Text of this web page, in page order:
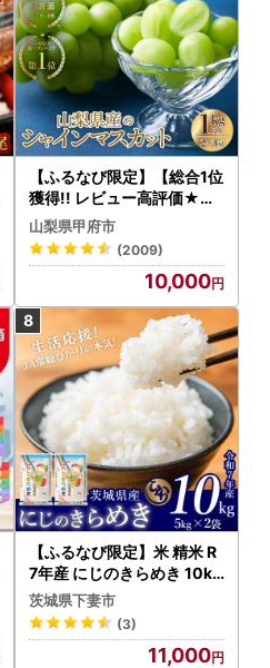
【ふるなび限定】【総合1位
獲得!! レビュー高評価★】
〈2026年度配送分〉山梨
県産 シャインマスカット 2
～3房（1.0kg以上）シャイ
ン フルーツ FN-Limited-S
P
山梨県甲府市
(2009)
10,000
【ふるなび限定】米 精米 R
7年産 にじのきらめき 10kg
10月 FN-Limited-PR
茨城県下妻市
(3)
11,000